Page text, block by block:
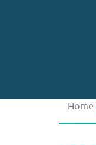
Home